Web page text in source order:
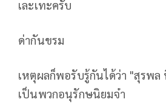
เละเทะครับ
ด่ากันขรม
เหตุผลก็พอรับรู้กันได้ว่า "สุรพล
เป็นพวกอนุรักษนิยมจ๋า